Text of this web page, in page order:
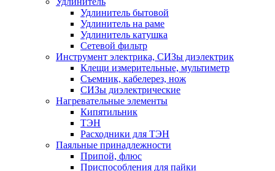
Удлинитель бытовой
Удлинитель на раме
Удлинитель катушка
Сетевой фильтр
Инструмент электрика, СИЗы диэлектрик
Клещи измерительные, мультиметр
Съемник, кабелерез, нож
СИЗы диэлектрические
Нагревательные элементы
Кипятильник
ТЭН
Расходники для ТЭН
Паяльные принадлежности
Припой, флюс
Приспособления для пайки